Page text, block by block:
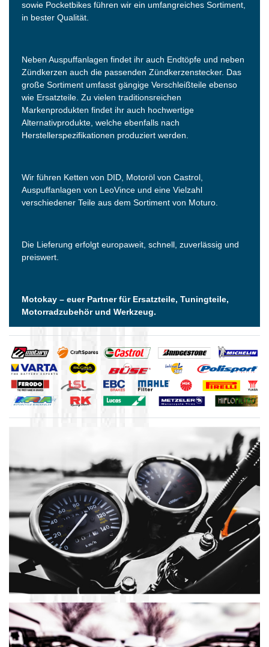
sowie Pocketbikes führen wir ein umfangreiches Sortiment,
in bester Qualität.
Neben Auspuffanlagen findet ihr auch Endtöpfe und neben
Zündkerzen auch die passenden Zündkerzenstecker. Das
große Sortiment umfasst gängige Verschleißteile ebenso
wie Ersatzteile. Zu vielen traditionsreichen
Markenprodukten findet ihr auch hochwertige
Alternativprodukte, welche ebenfalls nach
Herstellerspezifikationen produziert werden.
Wir führen Ketten von DID, Motoröl von Castrol,
Auspuffanlagen von LeoVince und eine Vielzahl
verschiedener Teile aus dem Sortiment von Moturo.
Die Lieferung erfolgt europaweit, schnell, zuverlässig und
preiswert.
Motokay – euer Partner für Ersatzteile, Tuningteile,
Motorradzubehör und Werkzeug.